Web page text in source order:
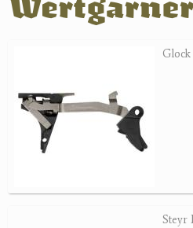
Zielfernrohre
Sonstiges
Bogensport
Jagdangebote
Steyr